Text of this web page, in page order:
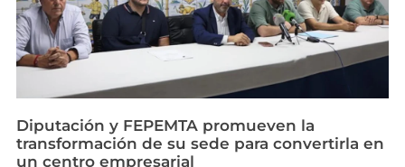
Diputación y FEPEMTA promueven la
transformación de su sede para convertirla en
un centro empresarial